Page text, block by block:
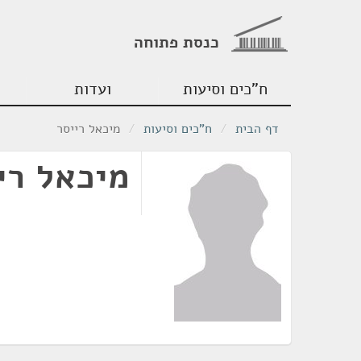
כנסת פתוחה
ח"כים וסיעות ועדות
דף הבית / ח"כים וסיעות / מיכאל רייסר
מיכאל